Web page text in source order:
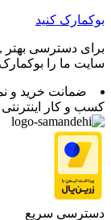
بوکمارک کنید
برای دسترسی بهتر
سایت ما را
ضمانت خرید و
کسب و کار اینترنتی
دسترسی سریع